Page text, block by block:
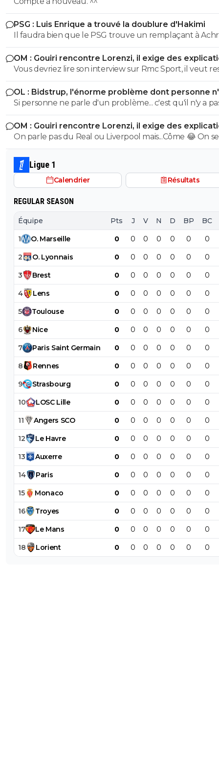
PSG : Luis Enrique a trouvé la doublure d'Hakimi
Il faudra bien que le PSG trouve un remplaçant à
Hakimi... vu qu'il risque de se retrouver en prison pour
durant cette saison.
OM : Gouiri rencontre Lorenzi, il exige des
Vous devriez lire son interview sur Rmc Sport, il veut
l'OM et n'a pas l'intention de partir.
OL : Bidstrup, l'énorme problème dont personne
parler
Si personne ne parle d'un problème... c'est qu'il n'y a
problème. ^^
OM : Gouiri rencontre Lorenzi, il exige des
On parle pas du Real ou Liverpool mais...Côme 😂 On
mec qui souhaite absolument partir de ce club de
baltringue
Ligue 1
Calendrier Résultats
REGULAR SEASON
Équipe Pts J V N D BP BC
1 O. Marseille 0 0 0 0 0 0 0
2 O. Lyonnais 0 0 0 0 0 0 0
3 Brest 0 0 0 0 0 0 0
4 Lens 0 0 0 0 0 0 0
5 Toulouse 0 0 0 0 0 0 0
6 Nice 0 0 0 0 0 0 0
7 Paris Saint Germain 0 0 0 0 0 0 0
8 Rennes 0 0 0 0 0 0 0
9 Strasbourg 0 0 0 0 0 0 0
10 LOSC Lille 0 0 0 0 0 0 0
11 Angers SCO 0 0 0 0 0 0 0
12 Le Havre 0 0 0 0 0 0 0
13 Auxerre 0 0 0 0 0 0 0
14 Paris 0 0 0 0 0 0 0
15 Monaco 0 0 0 0 0 0 0
16 Troyes 0 0 0 0 0 0 0
17 Le Mans 0 0 0 0 0 0 0
18 Lorient 0 0 0 0 0 0 0